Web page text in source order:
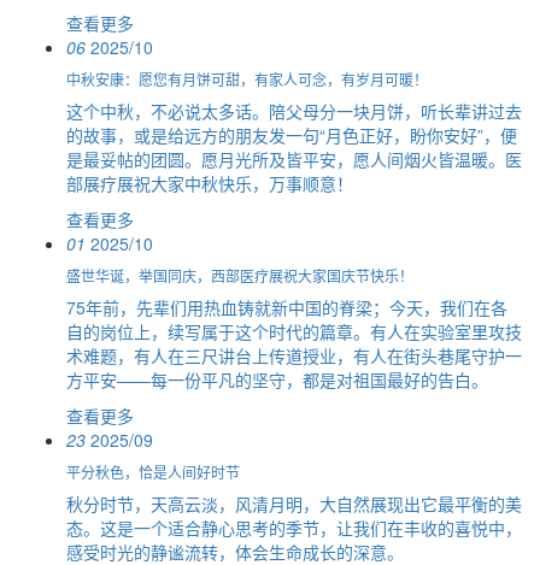
查看更多
06 2025/10
中秋安康：愿您有月饼可甜，有家人可念，有岁月可暖！
这个中秋，不必说太多话。陪父母分一块月饼，听长辈讲过去
的故事，或是给远方的朋友发一句“月色正好，盼你安好”，便
是最妥帖的团圆。愿月光所及皆平安，愿人间烟火皆温暖。医
部展疗展祝大家中秋快乐，万事顺意！
查看更多
01 2025/10
盛世华诞，举国同庆，西部医疗展祝大家国庆节快乐！
75年前，先辈们用热血铸就新中国的脊梁；今天，我们在各
自的岗位上，续写属于这个时代的篇章。有人在实验室里攻技
术难题，有人在三尺讲台上传道授业，有人在街头巷尾守护一
方平安——每一份平凡的坚守，都是对祖国最好的告白。
查看更多
23 2025/09
平分秋色，恰是人间好时节
秋分时节，天高云淡，风清月明，大自然展现出它最平衡的美
态。这是一个适合静心思考的季节，让我们在丰收的喜悦中，
感受时光的静谧流转，体会生命成长的深意。